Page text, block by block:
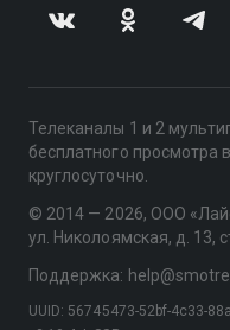
Телеканалы 1 и 2
бесплатного
круглосуточно.
© 2014 — 2026, ООО
ул. Николоямская, д. 13,
Поддержка:
UUID: 56745473-52bf-4c33-